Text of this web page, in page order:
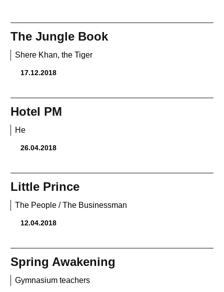
The Jungle Book
Shere Khan, the Tiger
17.12.2018
Hotel PM
He
26.04.2018
Little Prince
The People / The Businessman
12.04.2018
Spring Awakening
Gymnasium teachers